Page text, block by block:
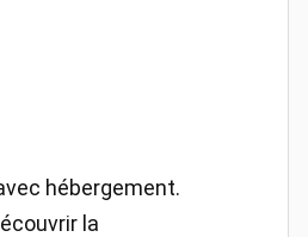
hébergement.
la